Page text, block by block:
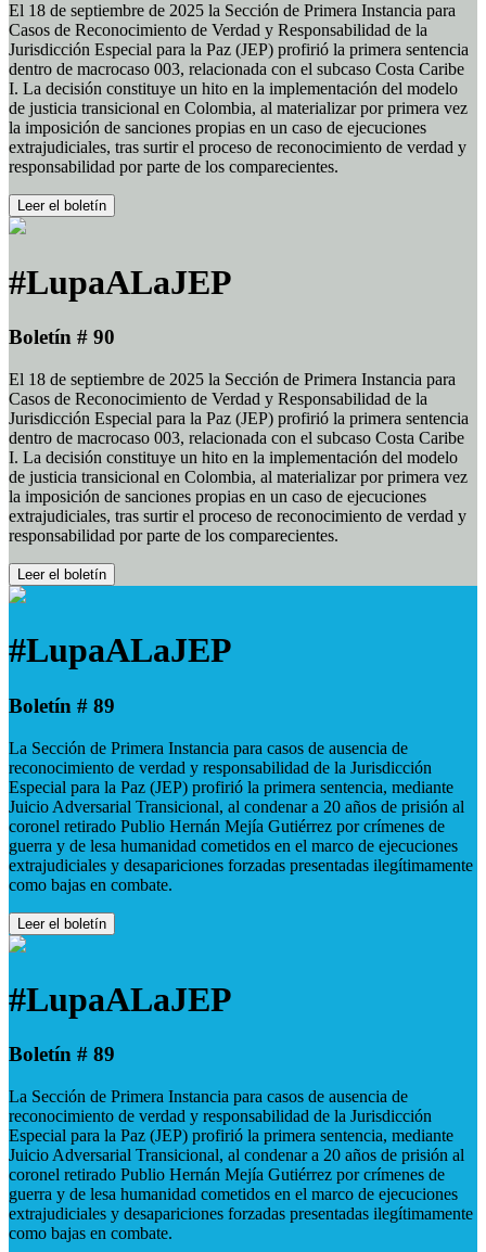
El 18 de septiembre de 2025 la Sección de Primera Instancia para
Casos de Reconocimiento de Verdad y Responsabilidad de la
Jurisdicción Especial para la Paz (JEP) profirió la primera sentencia
dentro de macrocaso 003, relacionada con el subcaso Costa Caribe
I. La decisión constituye un hito en la implementación del modelo
de justicia transicional en Colombia, al materializar por primera vez
la imposición de sanciones propias en un caso de ejecuciones
extrajudiciales, tras surtir el proceso de reconocimiento de verdad y
responsabilidad por parte de los comparecientes.
Leer el boletín
#LupaALaJEP
Boletín # 90
El 18 de septiembre de 2025 la Sección de Primera Instancia para
Casos de Reconocimiento de Verdad y Responsabilidad de la
Jurisdicción Especial para la Paz (JEP) profirió la primera sentencia
dentro de macrocaso 003, relacionada con el subcaso Costa Caribe
I. La decisión constituye un hito en la implementación del modelo
de justicia transicional en Colombia, al materializar por primera vez
la imposición de sanciones propias en un caso de ejecuciones
extrajudiciales, tras surtir el proceso de reconocimiento de verdad y
responsabilidad por parte de los comparecientes.
Leer el boletín
#LupaALaJEP
Boletín # 89
La Sección de Primera Instancia para casos de ausencia de
reconocimiento de verdad y responsabilidad de la Jurisdicción
Especial para la Paz (JEP) profirió la primera sentencia, mediante
Juicio Adversarial Transicional, al condenar a 20 años de prisión al
coronel retirado Publio Hernán Mejía Gutiérrez por crímenes de
guerra y de lesa humanidad cometidos en el marco de ejecuciones
extrajudiciales y desapariciones forzadas presentadas ilegítimamente
como bajas en combate.
Leer el boletín
#LupaALaJEP
Boletín # 89
La Sección de Primera Instancia para casos de ausencia de
reconocimiento de verdad y responsabilidad de la Jurisdicción
Especial para la Paz (JEP) profirió la primera sentencia, mediante
Juicio Adversarial Transicional, al condenar a 20 años de prisión al
coronel retirado Publio Hernán Mejía Gutiérrez por crímenes de
guerra y de lesa humanidad cometidos en el marco de ejecuciones
extrajudiciales y desapariciones forzadas presentadas ilegítimamente
como bajas en combate.